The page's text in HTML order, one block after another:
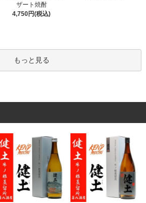
ザート焼酎
4,750円(税込)
もっと見る